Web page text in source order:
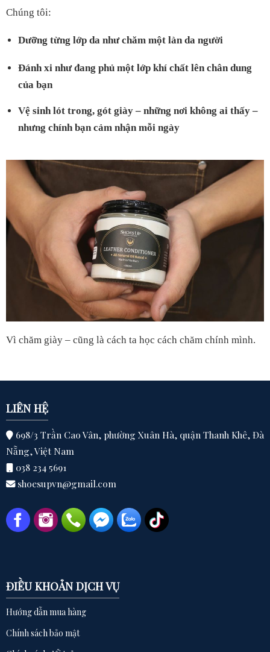
Chúng tôi:
Dưỡng từng lớp da như chăm một làn da người
Đánh xi như đang phủ một lớp khí chất lên chân dung
của bạn
Vệ sinh lót trong, gót giày – những nơi không ai thấy –
nhưng chính bạn cảm nhận mỗi ngày
Vì chăm giày – cũng là cách ta học cách chăm chính mình.
LIÊN HỆ
698/3 Trần Cao Vân, phường Xuân Hà, quận Thanh Khê, Đà
Nẵng, Việt Nam
038 234 5691
shoesupvn@gmail.com
ĐIỀU KHOẢN DỊCH VỤ
Hướng dẫn mua hàng
Chính sách bảo mật